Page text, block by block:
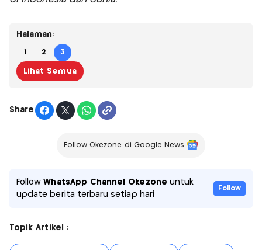
Halaman:
1 2 3
Lihat Semua
Share
Follow Okezone di Google News
FollowWhatsApp Channel Okezone untuk
update berita terbaru setiap hari
Follow
Topik Artikel :